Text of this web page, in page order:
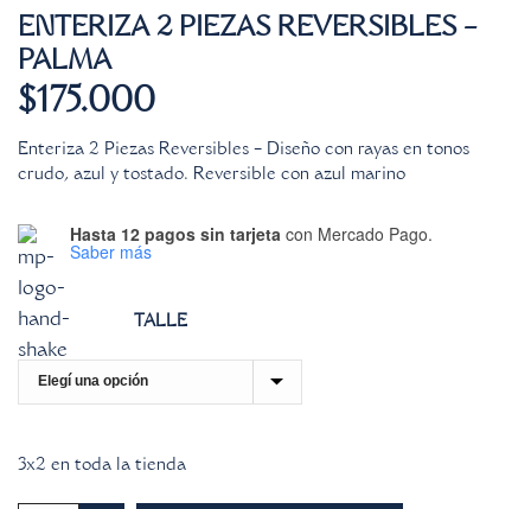
ENTERIZA 2 PIEZAS REVERSIBLES –
PALMA
$175.000
Enteriza 2 Piezas Reversibles – Diseño con rayas en tonos
crudo, azul y tostado. Reversible con azul marino
Hasta 12 pagos sin tarjeta con Mercado Pago.
Saber más
TALLE
3x2 en toda la tienda